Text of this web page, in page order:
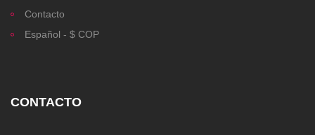
Contacto
Español - $ COP
CONTACTO